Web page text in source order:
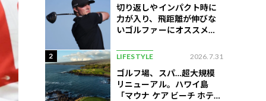
切り返しやインパクト時に
力が入り、飛距離が伸びな
いゴルファーにオススメの
2 LIFESTYLE 2026.7.31
ゴルフ場、スパ…超大規模
リニューアル。ハワイ島
「マウナ ケア ビーチ ホテ